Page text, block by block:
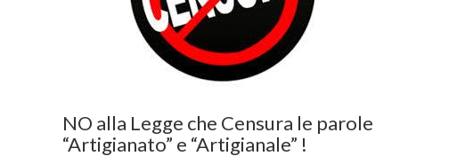
NO alla Legge che Censura le parole
“Artigianato” e “Artigianale” !